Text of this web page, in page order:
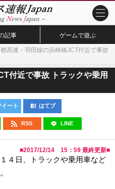
記事 ゲームで遊ぶ
高速・羽田線の浜崎橋JCT付近で事故
付近で事故 トラックや乗用
イート はてブ
RSS LINE
■2017/12/14 15：59 最終更新■
４日、トラックや乗用車など